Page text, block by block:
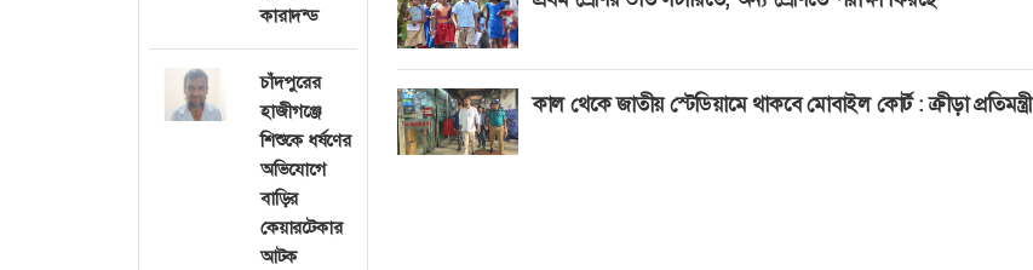
কারাদন্ড
চাঁদপুরের
হাজীগঞ্জে
শিশুকে ধর্ষণের
অভিযোগে
বাড়ির
কেয়ারটেকার
আটক
কাল থেকে জাতীয় স্টেডিয়ামে থাকবে মোবাইল কোর্ট : ক্রীড়া প্রতিমন্ত্রী